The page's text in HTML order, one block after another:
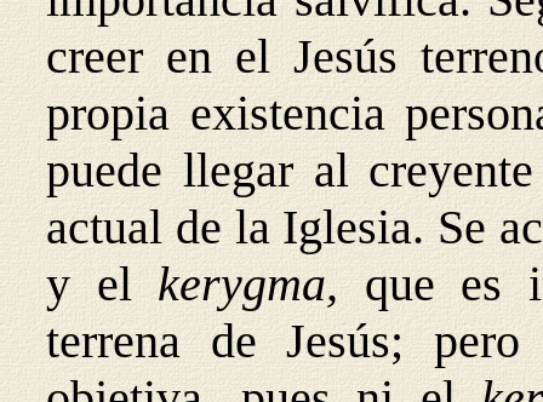
creer en el Jesús
propia existencia
puede llegar al
actual de la Iglesia. Se
y el kerygma, que es
terrena de Jesús;